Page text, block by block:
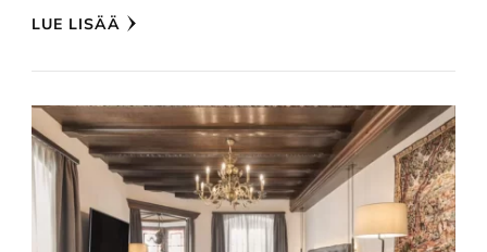
LUE LISÄÄ